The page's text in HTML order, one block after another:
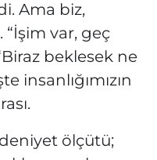
Ama biz,
“İşim var, geç
beklesek ne
insanlığımızın
ölçütü;